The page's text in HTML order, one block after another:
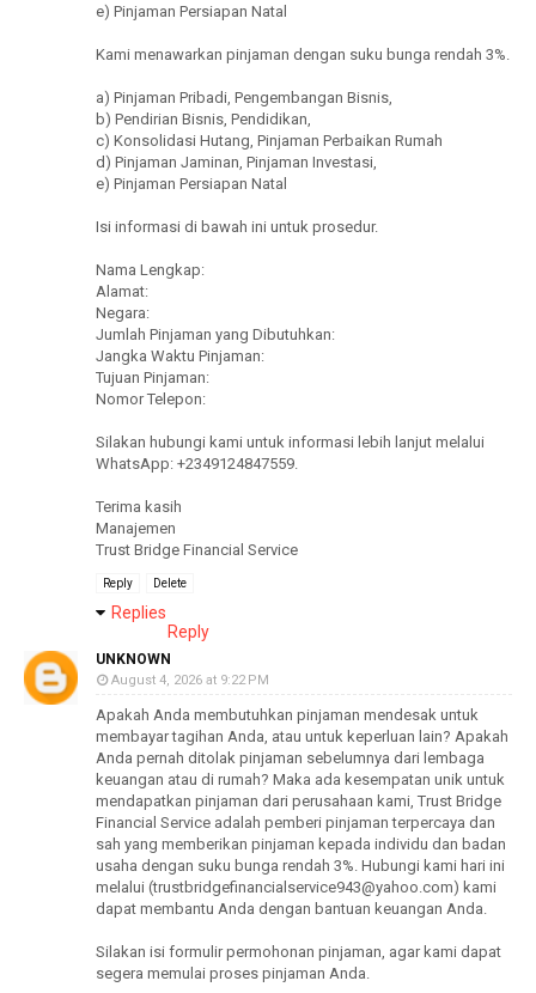
e) Pinjaman Persiapan Natal
Kami menawarkan pinjaman dengan suku bunga rendah 3%.
a) Pinjaman Pribadi, Pengembangan Bisnis,
b) Pendirian Bisnis, Pendidikan,
c) Konsolidasi Hutang, Pinjaman Perbaikan Rumah
d) Pinjaman Jaminan, Pinjaman Investasi,
e) Pinjaman Persiapan Natal
Isi informasi di bawah ini untuk prosedur.
Nama Lengkap:
Alamat:
Negara:
Jumlah Pinjaman yang Dibutuhkan:
Jangka Waktu Pinjaman:
Tujuan Pinjaman:
Nomor Telepon:
Silakan hubungi kami untuk informasi lebih lanjut melalui
WhatsApp: +2349124847559.
Terima kasih
Manajemen
Trust Bridge Financial Service
Reply Delete
Replies
Reply
UNKNOWN
August 4, 2026 at 9:22 PM
Apakah Anda membutuhkan pinjaman mendesak untuk
membayar tagihan Anda, atau untuk keperluan lain? Apakah
Anda pernah ditolak pinjaman sebelumnya dari lembaga
keuangan atau di rumah? Maka ada kesempatan unik untuk
mendapatkan pinjaman dari perusahaan kami, Trust Bridge
Financial Service adalah pemberi pinjaman terpercaya dan
sah yang memberikan pinjaman kepada individu dan badan
usaha dengan suku bunga rendah 3%. Hubungi kami hari ini
melalui (trustbridgefinancialservice943@yahoo.com) kami
dapat membantu Anda dengan bantuan keuangan Anda.
Silakan isi formulir permohonan pinjaman, agar kami dapat
segera memulai proses pinjaman Anda.